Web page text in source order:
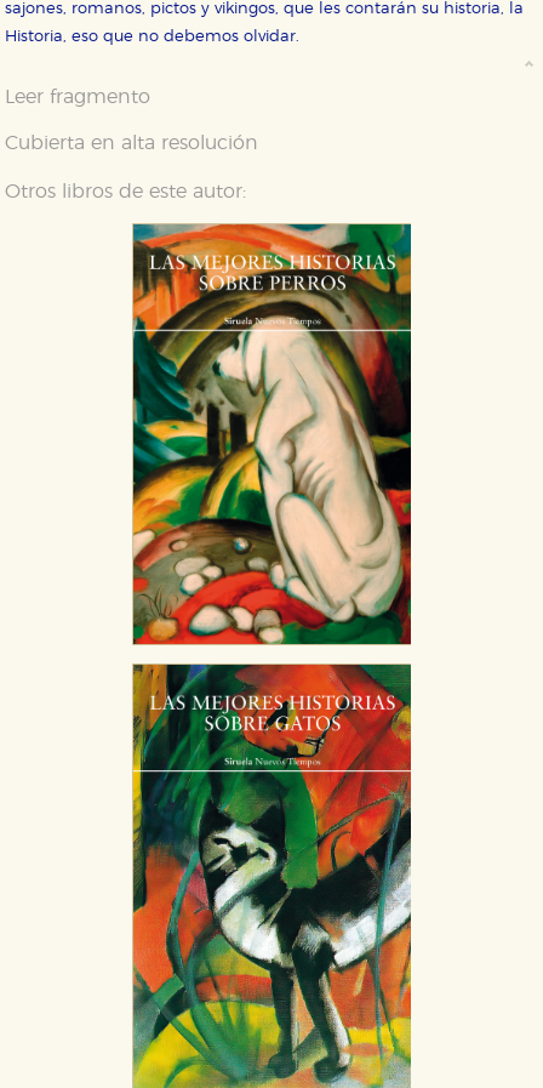
sajones, romanos, pictos y vikingos, que les contarán su historia, la
Historia, eso que no debemos olvidar.
Leer fragmento
Cubierta en alta resolución
Otros libros de este autor:
CONFIGURACIÓN DE COOKIES
HABILITAR TODO RECHAZAR TODO